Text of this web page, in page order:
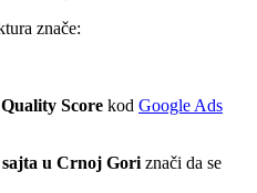
znače:
Quality Score kod Google Ads
u Crnoj Gori znači da se